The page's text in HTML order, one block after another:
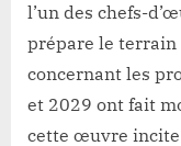
l’un des chefs-
prépare le terrain
concernant les
et 2029 ont fait
cette œuvre incite